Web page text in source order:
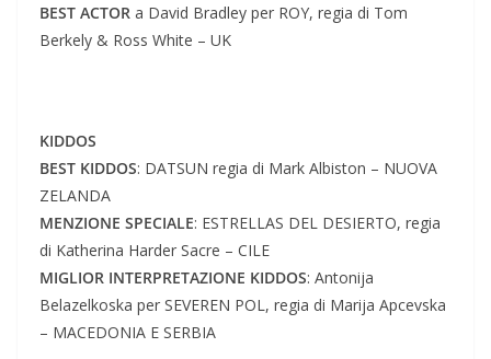
BEST ACTOR a David Bradley per ROY, regia di Tom
Berkely & Ross White – UK
KIDDOS
BEST KIDDOS: DATSUN regia di Mark Albiston – NUOVA
ZELANDA
MENZIONE SPECIALE: ESTRELLAS DEL DESIERTO, regia
di Katherina Harder Sacre – CILE
MIGLIOR INTERPRETAZIONE KIDDOS: Antonija
Belazelkoska per SEVEREN POL, regia di Marija Apcevska
– MACEDONIA E SERBIA